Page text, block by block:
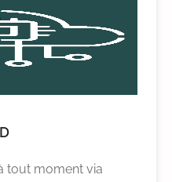
tout moment via